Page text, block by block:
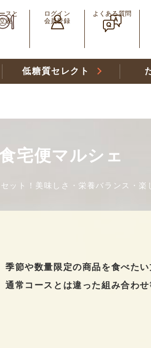
スと
表
ログイン
会員登録
よくある質問
低糖質セレクト
宅便マルシェ
ット！美味しさ・栄養バランス・楽
季節や数量限定の商品を食べたい
通常コースとは違った組み合わ